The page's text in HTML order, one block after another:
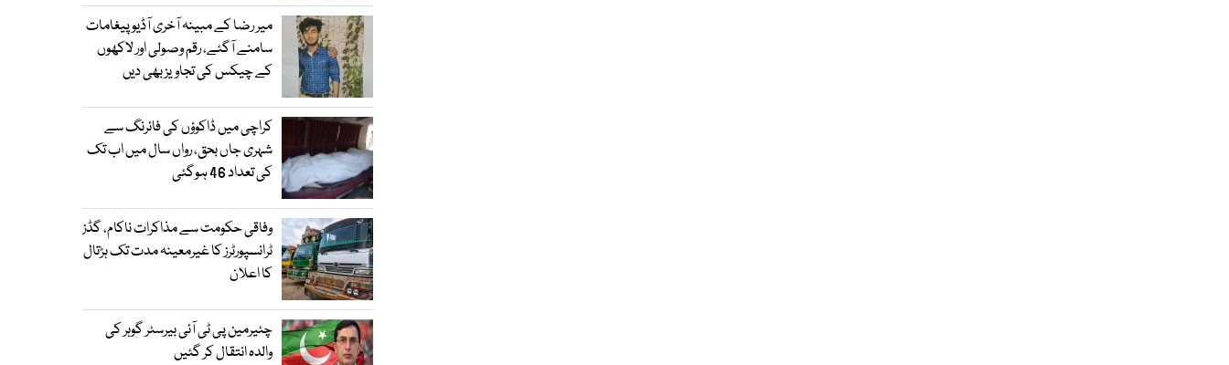
میر رضا کے مبینہ آخری آڈیو پیغامات
سامنے آگئے، رقم وصولی اور لاکھوں
کے چیکس کی تجاویز بھی دیں
کراچی میں ڈاکوؤں کی فائرنگ سے
شہری جاں بحق، رواں سال میں اب تک
کی تعداد 46 ہوگئی
وفاقی حکومت سے مذاکرات ناکام، گڈز
ٹرانسپورٹرز کا غیرمعینہ مدت تک ہڑتال
کا اعلان
چئیرمین پی ٹی آئی بیرسٹر گوہر کی
والدہ انتقال کر گئیں